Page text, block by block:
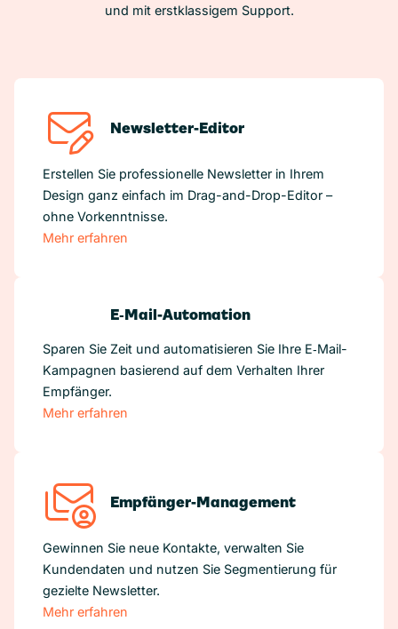
und mit erstklassigem Support.
Newsletter-Editor
Erstellen Sie professionelle Newsletter in Ihrem
Design ganz einfach im Drag-and-Drop-Editor –
ohne Vorkenntnisse.
Mehr erfahren
E‑Mail-Automation
Sparen Sie Zeit und automatisieren Sie Ihre E‑Mail-
Kampagnen basierend auf dem Verhalten Ihrer
Empfänger.
Mehr erfahren
Empfänger-Management
Gewinnen Sie neue Kontakte, verwalten Sie
Kundendaten und nutzen Sie Segmentierung für
gezielte Newsletter.
Mehr erfahren